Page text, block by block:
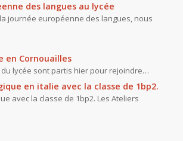
des langues au lycée
journée européenne des langues, nous
en Cornouailles
du lycée sont partis hier pour rejoindre…
en italie avec la classe de 1bp2.
avec la classe de 1bp2. Les Ateliers